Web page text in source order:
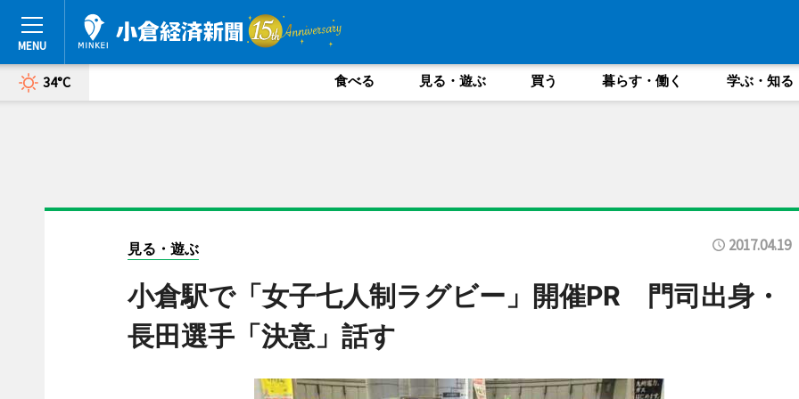
34°C 食べる 見る・遊ぶ 買う 暮らす・働く 学ぶ・知る
見る・遊ぶ 2017.04.19
小倉駅で「女子七人制ラグビー」開催PR 門司出身・
長田選手「決意」話す